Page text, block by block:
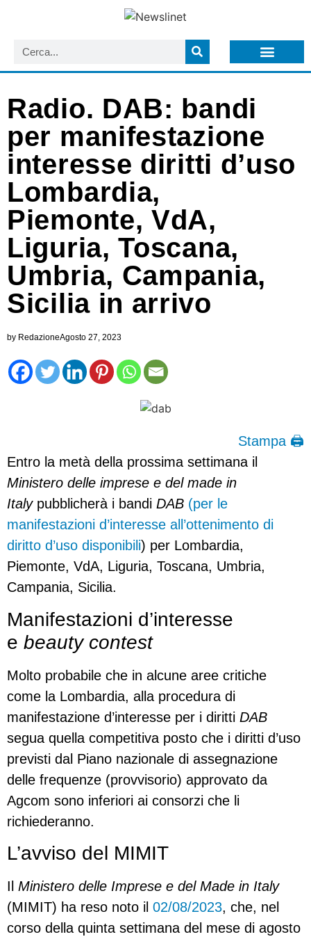
Radio. DAB: bandi
per manifestazione
interesse diritti d’uso
Lombardia,
Piemonte, VdA,
Liguria, Toscana,
Umbria, Campania,
Sicilia in arrivo
by RedazioneAgosto 27, 2023
Stampa 🖨
Entro la metà della prossima settimana il
Ministero delle imprese e del made in
Italypubblicherà i bandi DAB (per le
manifestazioni d’interesse all’ottenimento di
diritto d’uso disponibili) per Lombardia,
Piemonte, VdA, Liguria, Toscana, Umbria,
Campania, Sicilia.
Manifestazioni d’interesse
e beauty contest
Molto probabile che in alcune aree critiche
come la Lombardia, alla procedura di
manifestazione d’interesse per i diritti DAB
segua quella competitiva posto che i diritti d’uso
previsti dal Piano nazionale di assegnazione
delle frequenze (provvisorio) approvato da
Agcom sono inferiori ai consorzi che li
richiederanno.
L’avviso del MIMIT
Il Ministero delle Imprese e del Made in Italy
(MIMIT) ha reso noto il 02/08/2023, che, nel
corso della quinta settimana del mese di agosto